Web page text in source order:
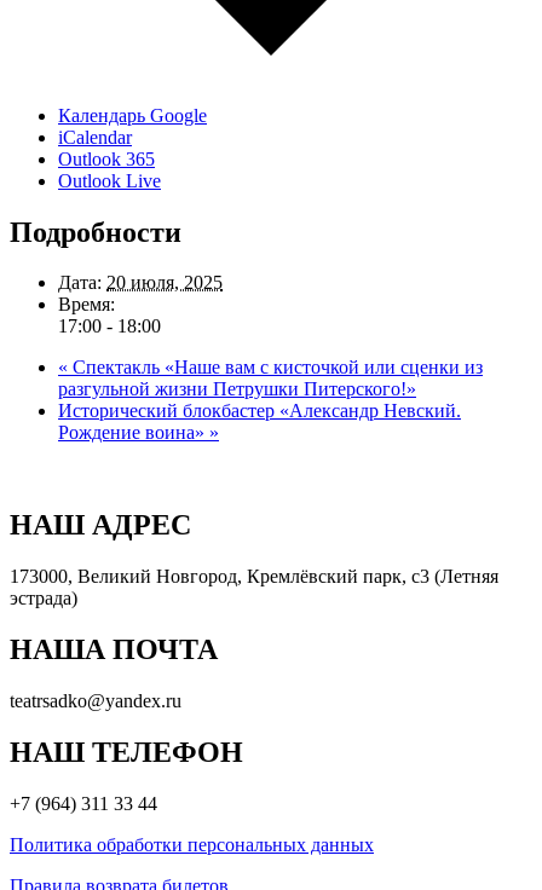
Календарь Google
iCalendar
Outlook 365
Outlook Live
Подробности
Дата: 20 июля, 2025
Время:
17:00 - 18:00
« Спектакль «Наше вам с кисточкой или сценки из
разгульной жизни Петрушки Питерского!»
Исторический блокбастер «Александр Невский.
Рождение воина» »
НАШ АДРЕС
173000, Великий Новгород, Кремлёвский парк, с3 (Летняя
эстрада)
НАША ПОЧТА
teatrsadko@yandex.ru
НАШ ТЕЛЕФОН
+7 (964) 311 33 44
Политика обработки персональных данных
Правила возврата билетов